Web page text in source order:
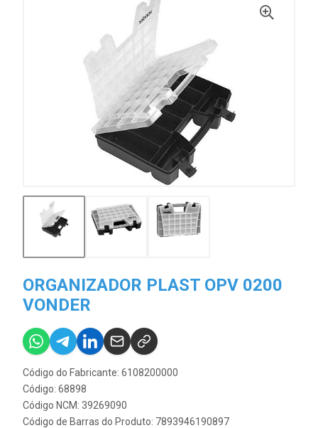
ORGANIZADOR PLAST OPV 0200
VONDER
Código do Fabricante: 6108200000
Código: 68898
Código NCM: 39269090
Código de Barras do Produto: 7893946190897